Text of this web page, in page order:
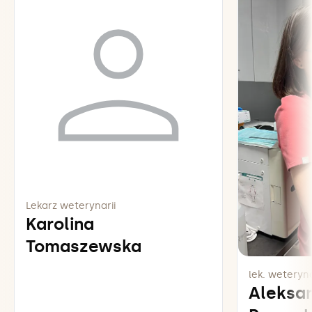
nie przegap wyznaczonej wizyty kontrolnej.
Lekarz weterynarii
Karolina
Tomaszewska
lek.